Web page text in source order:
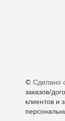
© Сделано
заказов/
клиентов и